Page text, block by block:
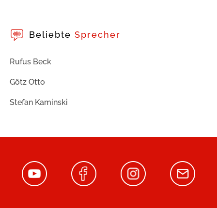
Beliebte Sprecher
Rufus Beck
Götz Otto
Stefan Kaminski